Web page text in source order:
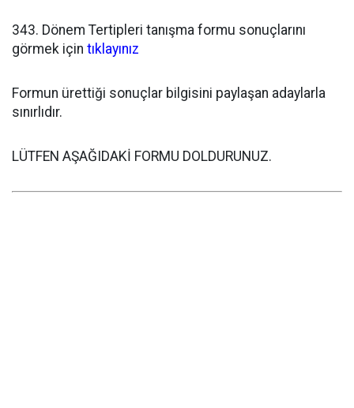
343. Dönem Tertipleri tanışma formu sonuçlarını
görmek için tıklayınız
Formun ürettiği sonuçlar bilgisini paylaşan adaylarla
sınırlıdır.
LÜTFEN AŞAĞIDAKİ FORMU DOLDURUNUZ.